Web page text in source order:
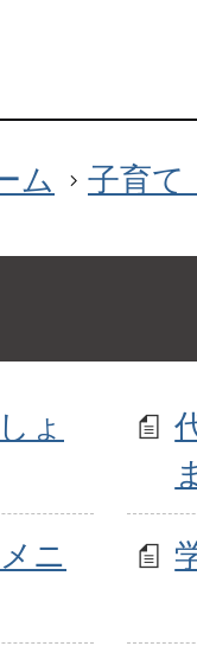
ム 子育て
ょ
ニ